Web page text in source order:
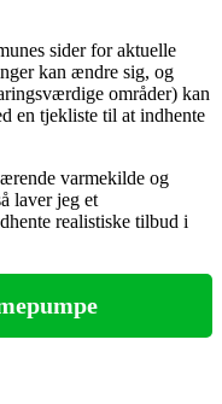
sider for aktuelle
kan ændre sig, og
områder) kan
en tjekliste til at indhente
varmekilde og
laver jeg et
realistiske tilbud i